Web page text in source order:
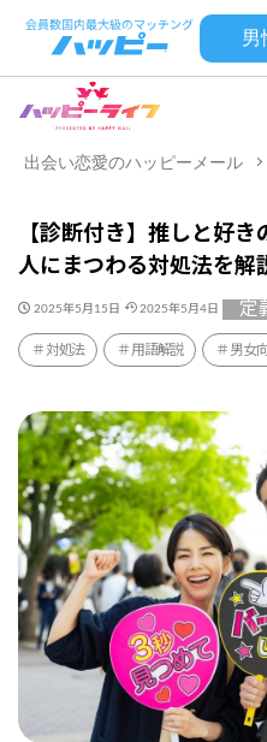
男
出会い恋愛のハッピーメール
【診断付き】推しと好
人にまつわる対処法を解
2025年5月15日 2025年5月4日 定
対処法 用語解説 男女